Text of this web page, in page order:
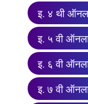
इ. ४ थी
इ. ५ वी
इ. ६ वी
इ. ७ वी